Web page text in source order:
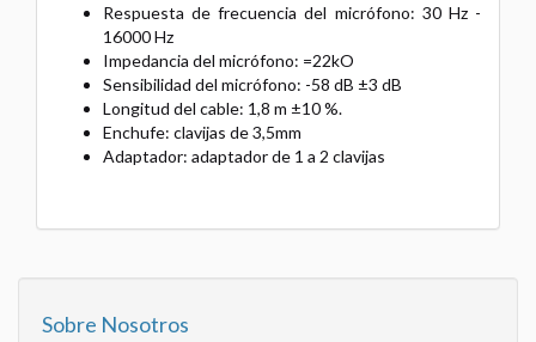
Respuesta de frecuencia del micrófono: 30 Hz -
16000 Hz
Impedancia del micrófono: =22kO
Sensibilidad del micrófono: -58 dB ±3 dB
Longitud del cable: 1,8 m ±10 %.
Enchufe: clavijas de 3,5mm
Adaptador: adaptador de 1 a 2 clavijas
Sobre Nosotros